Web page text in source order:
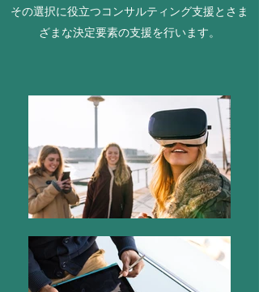
​その選択に役立つコンサルティング支援とさま
ざまな決定要素の支援を行います。